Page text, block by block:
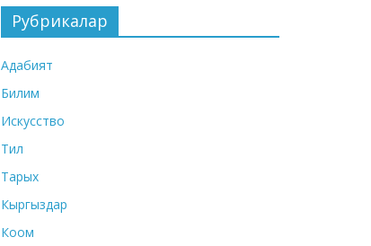
Рубрикалар
Адабият
Билим
Искусство
Тил
Тарых
Кыргыздар
Коом